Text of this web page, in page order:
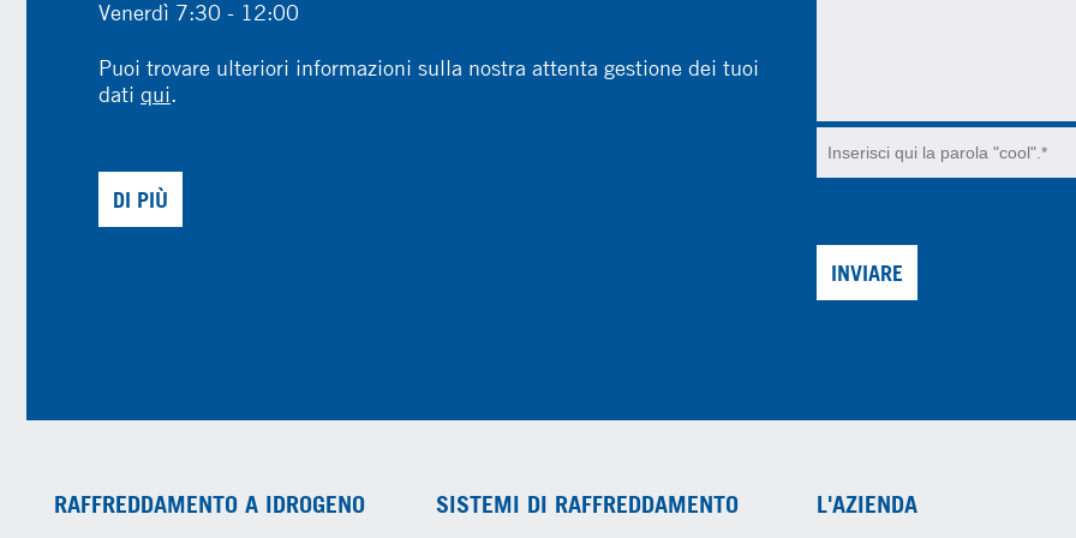
Venerdì 7:30 - 12:00
Puoi trovare ulteriori informazioni sulla nostra attenta gestione dei tuoi
dati qui.
DI PIÙ
INVIARE
RAFFREDDAMENTO A IDROGENO SISTEMI DI RAFFREDDAMENTO L'AZIENDA